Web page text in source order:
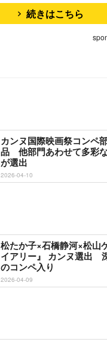
続きはこちら
カンヌ国際映画祭コンペ
品 他部門あわせて多彩
が選出
2026-04-10
松たか子×石橋静河×松山
イアリー』 カンヌ選出
のコンペ入り
2026-04-09